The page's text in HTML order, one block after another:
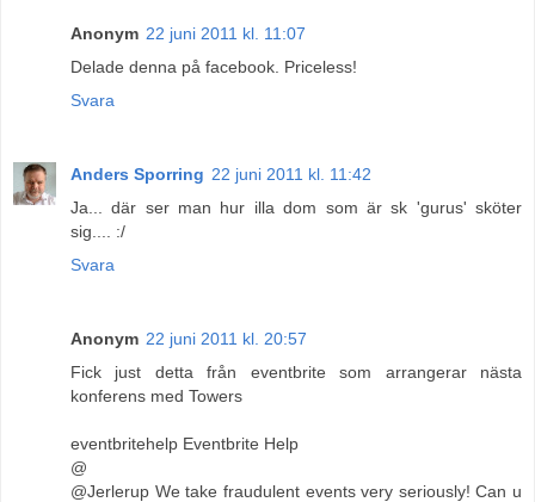
Anonym 22 juni 2011 kl. 11:07
Delade denna på facebook. Priceless!
Svara
Anders Sporring 22 juni 2011 kl. 11:42
Ja... där ser man hur illa dom som är sk 'gurus' sköter
sig.... :/
Svara
Anonym 22 juni 2011 kl. 20:57
Fick just detta från eventbrite som arrangerar nästa
konferens med Towers
eventbritehelp Eventbrite Help
@
@Jerlerup We take fraudulent events very seriously! Can u